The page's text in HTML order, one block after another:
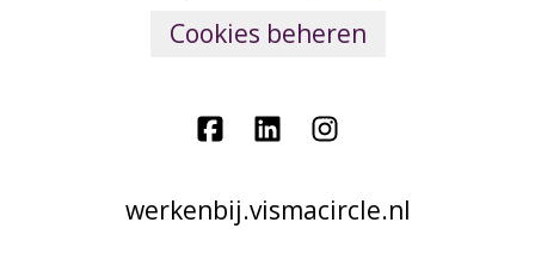
Cookies beheren
werkenbij.vismacircle.nl